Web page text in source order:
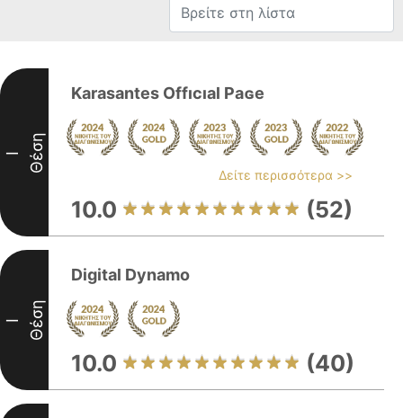
I Θέση
Karasantes Offıϲıal Paɢe
Δείτε περισσότερα >>
10.0 (52)
I Θέση
Digital Dynamo
10.0 (40)